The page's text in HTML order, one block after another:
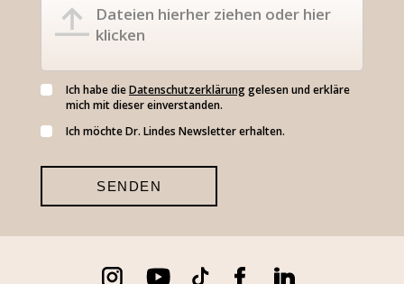
Dateien hierher ziehen oder hier
klicken
Ich habe dieDatenschutzerklärunggelesen und erkläre
mich mit dieser einverstanden.
Ich möchte Dr. Lindes Newsletter erhalten.